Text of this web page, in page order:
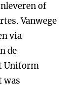
of
Vanwege
via
de
Uniform
was